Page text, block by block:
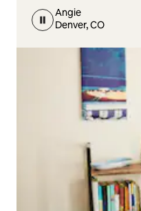
Angie
Denver, CO